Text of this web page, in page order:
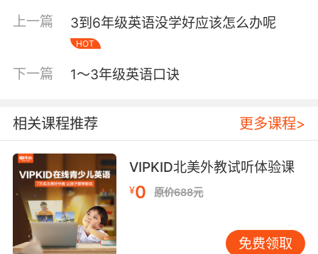
生声音自动过滤为“白噪音”，效果自然有限。 这
涉及一个重要语言学习理论——可理解性输入。
概念听起来学术，实则易懂：就像我们看带字幕
的英文电影，既能看懂情节，又能自然习得新表
达。有效磨耳朵的核心，在于让孩子听到的内容
听《Head,Shoulders,KneesandToes》时，若家
长能边唱边指相应身体部位，孩子就能将“head”
这个声音与“头”的概念联系起来。这种声音与意
义的关联建立，才是真正有效的语言输入。 分阶
段、分场景的磨耳朵实践 基于3-6岁孩子的认知
特点，我通常建议家长将磨耳朵分为三个层次，
各有侧重。 第一层次：语音敏感度培养（3-4
岁） 此阶段主要目标是让孩子熟悉英语的语音、
上一篇 3到6年级英语没学好应该怎么办呢
HOT
下一篇 1～3年级英语口诀
相关课程推荐 更多课程>
VIPKID北美外教试听体验课
¥0 原价688元
免费领取